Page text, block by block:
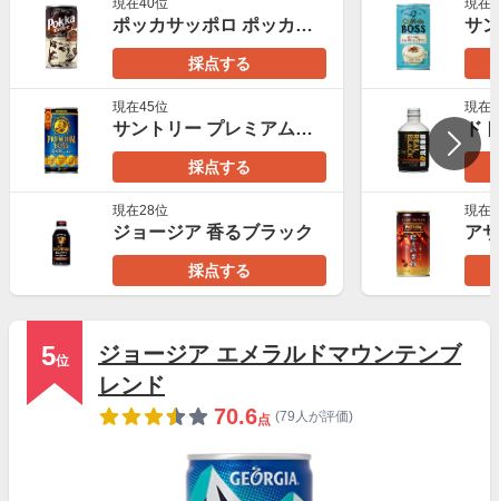
現在40位
ポッカサッポロ ポッカコーヒーオリジナル
採点する
現在45位
サントリー プレミアムボス
採点する
現在28位
ジョージア 香るブラック
採点する
現在
現在
現在
ア
5位
ジョージア エメラルドマウンテンブ
レンド
70.6点 (79人が評価)